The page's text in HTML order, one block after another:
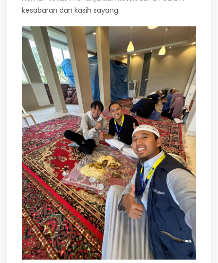
kesabaran dan kasih sayang.